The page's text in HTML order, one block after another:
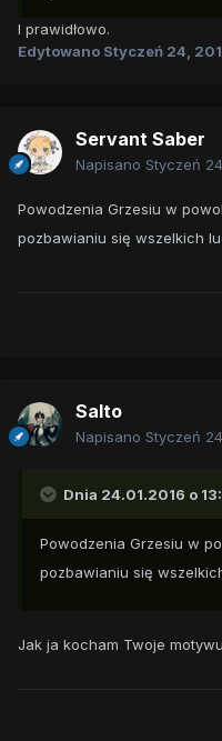
I prawidłowo.
Edytowano Styczeń 24,
Servant Saber
Napisano Styczeń
Powodzenia Grzesiu w
pozbawianiu się wszelkich
Salto
Napisano Styczeń
Dnia 24.01.2016 o
Powodzenia Grzesiu w
pozbawianiu się
Jak ja kocham Twoje